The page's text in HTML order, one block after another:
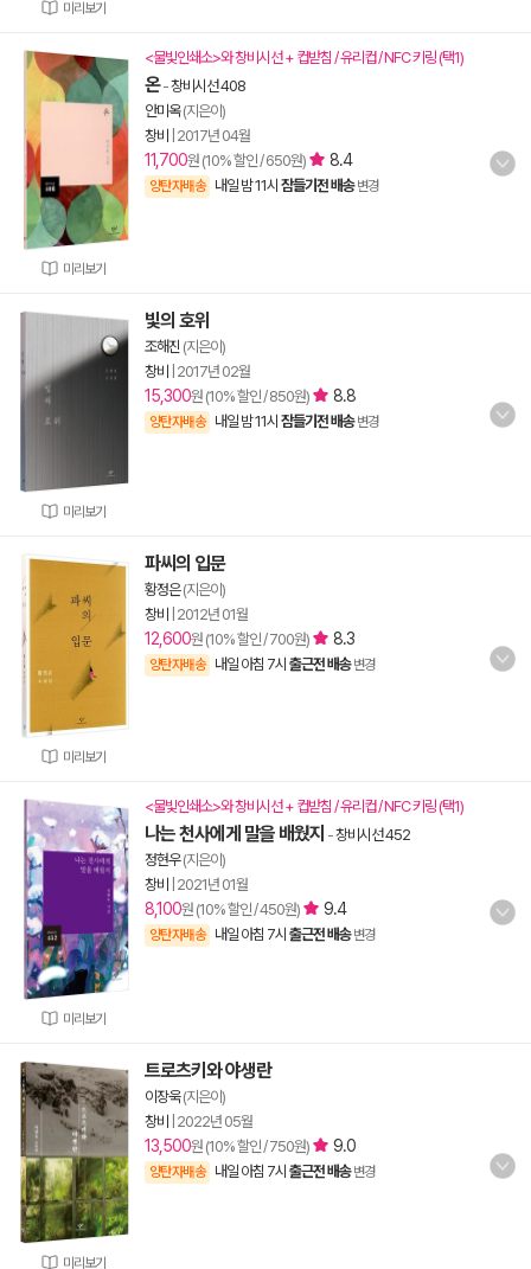
미리보기
미리보기
<물빛인쇄소>와 창비시선 + 컵받침 / 유리컵 / NFC 키링 (택1)
온-창비시선 408
안미옥(지은이)
창비
2017년 04월
11,700원 (10% 할인 / 650원) 8.4
양탄자배송 내일 밤 11시 잠들기전 배송 변경
미리보기
빛의 호위
조해진 (지은이)
창비
2017년 02월
15,300원 (10% 할인 / 850원) 8.8
양탄자배송 내일 밤 11시 잠들기전 배송 변경
미리보기
파씨의 입문
황정은(지은이)
창비
2012년 01월
12,600원 (10% 할인 / 700원) 8.3
양탄자배송 내일 아침 7시 출근전 배송 변경
미리보기
<물빛인쇄소>와 창비시선 + 컵받침 / 유리컵 / NFC 키링 (택1)
나는 천사에게 말을 배웠지 -창비시선 452
정현우(지은이)
창비
2021년 01월
8,100원 (10% 할인 / 450원) 9.4
양탄자배송 내일 아침 7시 출근전 배송 변경
미리보기
트로츠키와 야생란
이장욱(지은이)
창비
2022년 05월
13,500원 (10% 할인 / 750원) 9.0
양탄자배송 내일 아침 7시 출근전 배송 변경